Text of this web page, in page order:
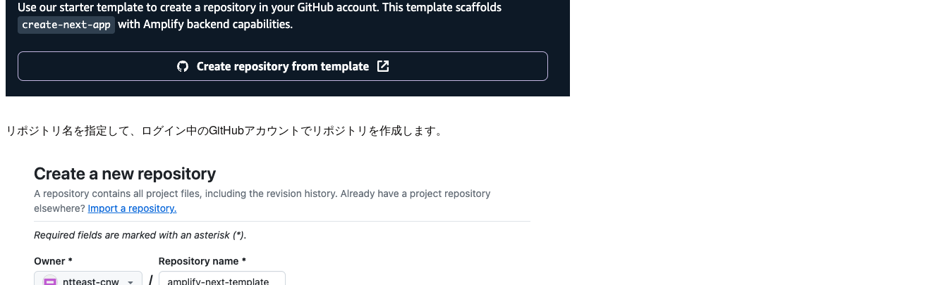
リポジトリ名を指定して、ログイン中のGitHubアカウントでリポジトリを作成します。